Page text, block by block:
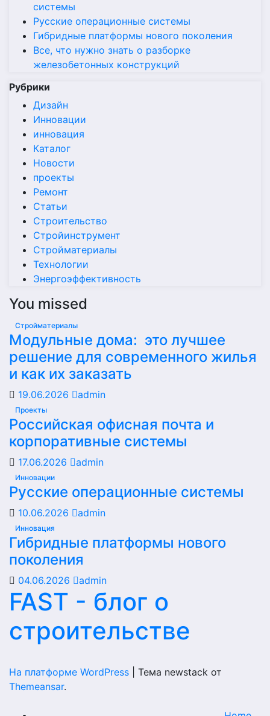
системы
Русские операционные системы
Гибридные платформы нового поколения
Все, что нужно знать о разборке
железобетонных конструкций
Рубрики
Дизайн
Инновации
инновация
Каталог
Новости
проекты
Ремонт
Статьи
Строительство
Стройинструмент
Стройматериалы
Технологии
Энергоэффективность
You missed
Стройматериалы
Модульные дома: это лучшее
решение для современного жилья
и как их заказать
19.06.2026 admin
Проекты
Российская офисная почта и
корпоративные системы
17.06.2026 admin
Инновации
Русские операционные системы
10.06.2026 admin
Инновация
Гибридные платформы нового
поколения
04.06.2026 admin
FAST - блог о
строительстве
На платформе WordPress
Тема newstack от
Themeansar.